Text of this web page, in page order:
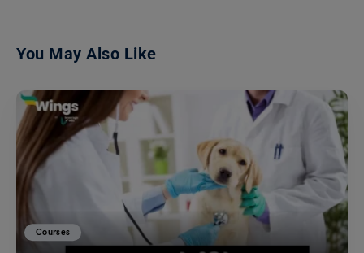
You May Also Like
Courses